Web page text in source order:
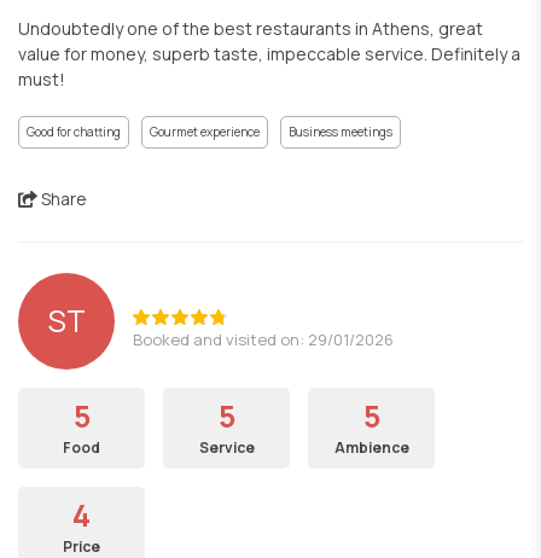
Undoubtedly one of the best restaurants in Athens, great
value for money, superb taste, impeccable service. Definitely a
must!
Good for chatting Gourmet experience Business meetings
Share
ST Booked and visited on: 29/01/2026
5
Food
5
Service
5
Ambience
4
Price